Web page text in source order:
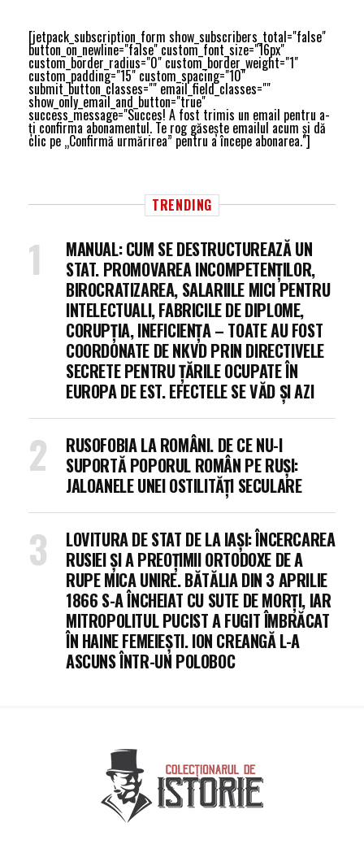
[jetpack_subscription_form show_subscribers_total="false"
button_on_newline="false" custom_font_size="16px"
custom_border_radius="0" custom_border_weight="1"
custom_padding="15" custom_spacing="10"
submit_button_classes="" email_field_classes=""
show_only_email_and_button="true"
success_message="Succes! A fost trimis un email pentru a-
ți confirma abonamentul. Te rog găsește emailul acum și dă
clic pe „Confirmă urmărirea” pentru a începe abonarea."]
TRENDING
MANUAL: CUM SE DESTRUCTUREAZĂ UN
STAT. PROMOVAREA INCOMPETENȚILOR,
BIROCRATIZAREA, SALARIILE MICI PENTRU
INTELECTUALI, FABRICILE DE DIPLOME,
CORUPȚIA, INEFICIENȚA – TOATE AU FOST
COORDONATE DE NKVD PRIN DIRECTIVELE
SECRETE PENTRU ȚĂRILE OCUPATE ÎN
EUROPA DE EST. EFECTELE SE VĂD ȘI AZI
RUSOFOBIA LA ROMÂNI. DE CE NU-I
SUPORTĂ POPORUL ROMÂN PE RUȘI:
JALOANELE UNEI OSTILITĂȚI SECULARE
LOVITURA DE STAT DE LA IAȘI: ÎNCERCAREA
RUSIEI ȘI A PREOȚIMII ORTODOXE DE A
RUPE MICA UNIRE. BĂTĂLIA DIN 3 APRILIE
1866 S-A ÎNCHEIAT CU SUTE DE MORȚI, IAR
MITROPOLITUL PUCIST A FUGIT ÎMBRĂCAT
ÎN HAINE FEMEIEȘTI. ION CREANGĂ L-A
ASCUNS ÎNTR-UN POLOBOC